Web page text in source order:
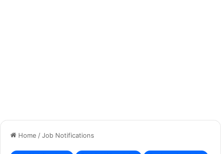
Home /Job Notifications